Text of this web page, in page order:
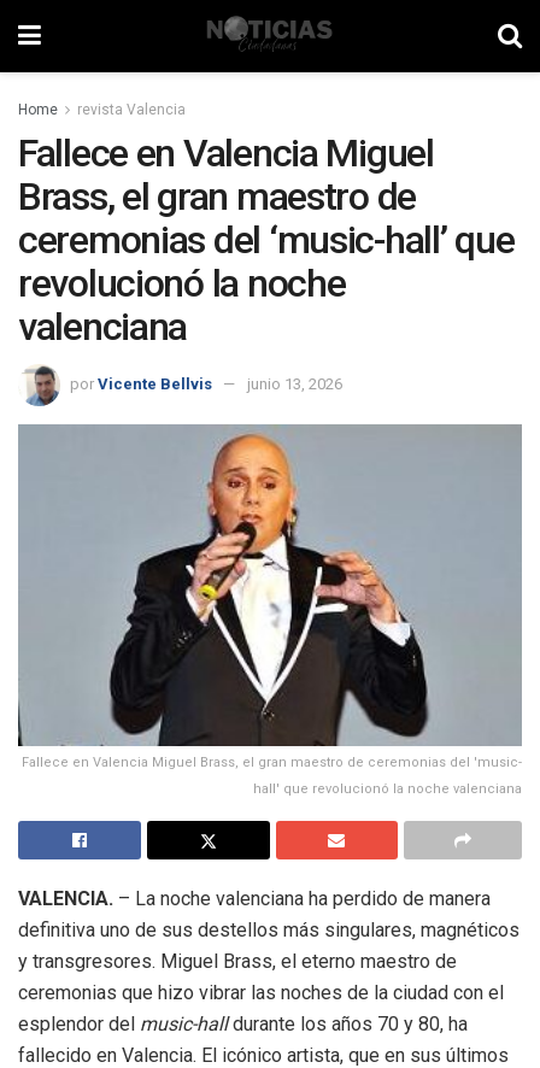
Home revista Valencia
Fallece en Valencia Miguel
Brass, el gran maestro de
ceremonias del ‘music-hall’ que
revolucionó la noche
valenciana
por Vicente Bellvis junio 13, 2026
Fallece en Valencia Miguel Brass, el gran maestro de ceremonias del 'music-
hall' que revolucionó la noche valenciana
VALENCIA. – La noche valenciana ha perdido de manera
definitiva uno de sus destellos más singulares, magnéticos
y transgresores. Miguel Brass, el eterno maestro de
ceremonias que hizo vibrar las noches de la ciudad con el
esplendor del music-halldurante los años 70 y 80, ha
fallecido en Valencia. El icónico artista, que en sus últimos